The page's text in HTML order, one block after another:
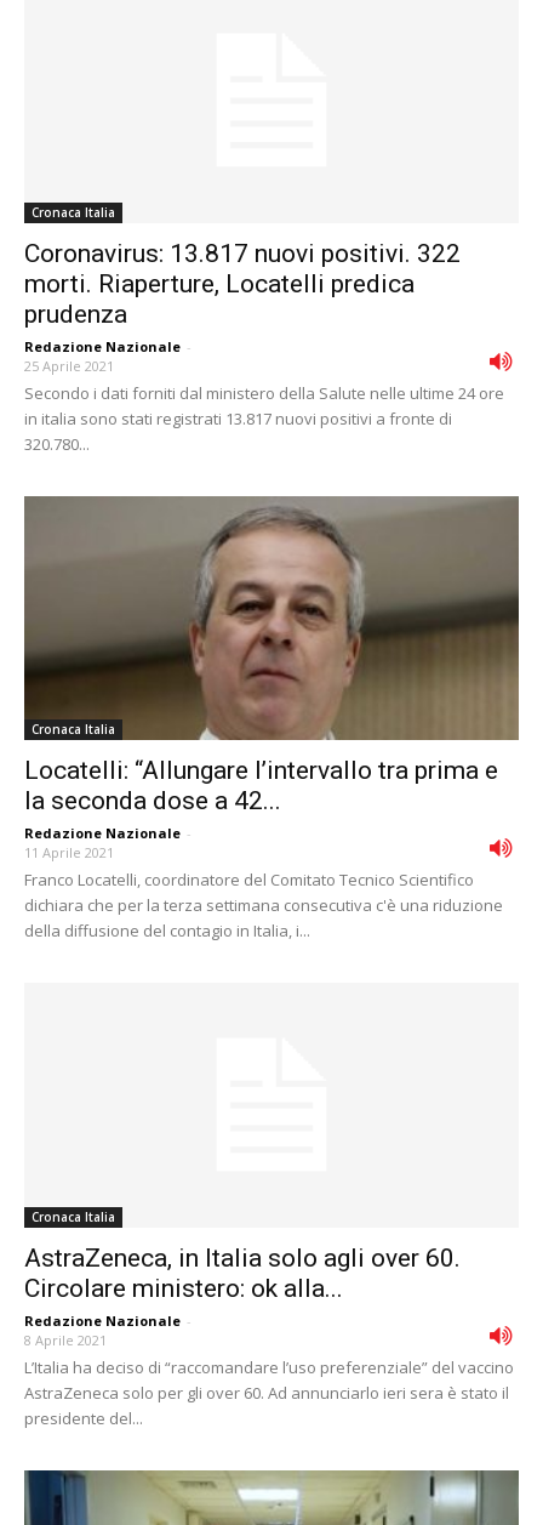
Cronaca Italia
Coronavirus: 13.817 nuovi positivi. 322
morti. Riaperture, Locatelli predica
prudenza
Redazione Nazionale -
25 Aprile 2021
Secondo i dati forniti dal ministero della Salute nelle ultime 24 ore
in italia sono stati registrati 13.817 nuovi positivi a fronte di
320.780...
Cronaca Italia
Locatelli: “Allungare l’intervallo tra prima e
la seconda dose a 42...
Redazione Nazionale -
11 Aprile 2021
Franco Locatelli, coordinatore del Comitato Tecnico Scientifico
dichiara che per la terza settimana consecutiva c'è una riduzione
della diffusione del contagio in Italia, i...
Cronaca Italia
AstraZeneca, in Italia solo agli over 60.
Circolare ministero: ok alla...
Redazione Nazionale -
8 Aprile 2021
L’Italia ha deciso di “raccomandare l’uso preferenziale” del vaccino
AstraZeneca solo per gli over 60. Ad annunciarlo ieri sera è stato il
presidente del...